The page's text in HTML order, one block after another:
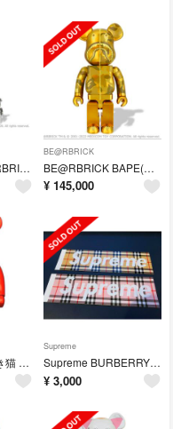
【即発送】BE@RBRICK BAPE® CAMO SHARK 400％
BE@RBRICK
BE@RBRICK BAPE(R) CAMO SHARK 1000％ GOLD
¥ 145,000
BE@RBRICK 招き猫 梅金メッキ 発光 400％
Supreme
Supreme BURBERRY Box Logo Sticker セット
¥ 3,000